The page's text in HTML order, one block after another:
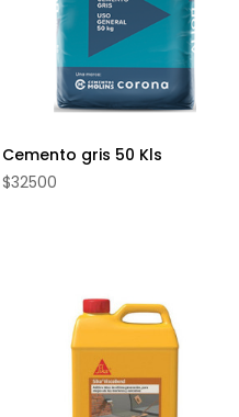
Cemento gris 50 Kls
$32500